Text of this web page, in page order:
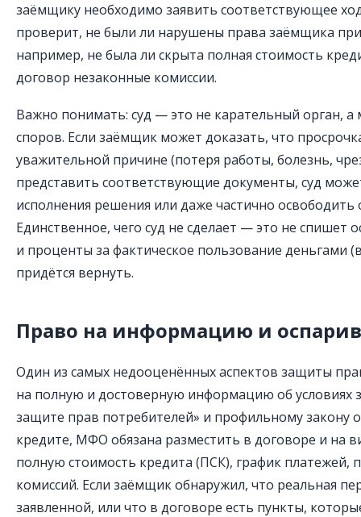
заёмщику необходимо заявить соответствующее
проверит, не были ли нарушены права заёмщика
например, не была ли скрыта полная стоимость
договор незаконные комиссии.
Важно понимать: суд — это не карательный орган,
споров. Если заёмщик может доказать, что
уважительной причине (потеря работы, болезнь,
представить соответствующие документы, суд
исполнения решения или даже частично
Единственное, чего суд не сделает — это не спишет
и проценты за фактическое пользование деньгами
придётся вернуть.
Право на информацию и
Один из самых недооценённых аспектов защиты
на полную и достоверную информацию об условиях
защите прав потребителей» и профильному закону
кредите, МФО обязана разместить в договоре и на
полную стоимость кредита (ПСК), график платежей,
комиссий. Если заёмщик обнаружил, что реальная
заявленной, или что в договоре есть пункты,